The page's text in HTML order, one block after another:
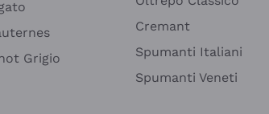
Grigio
Cremant
Spumanti Italiani
Spumanti Veneti